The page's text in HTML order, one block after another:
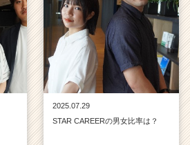
2025.07.29
STAR CAREERの男女比率は？